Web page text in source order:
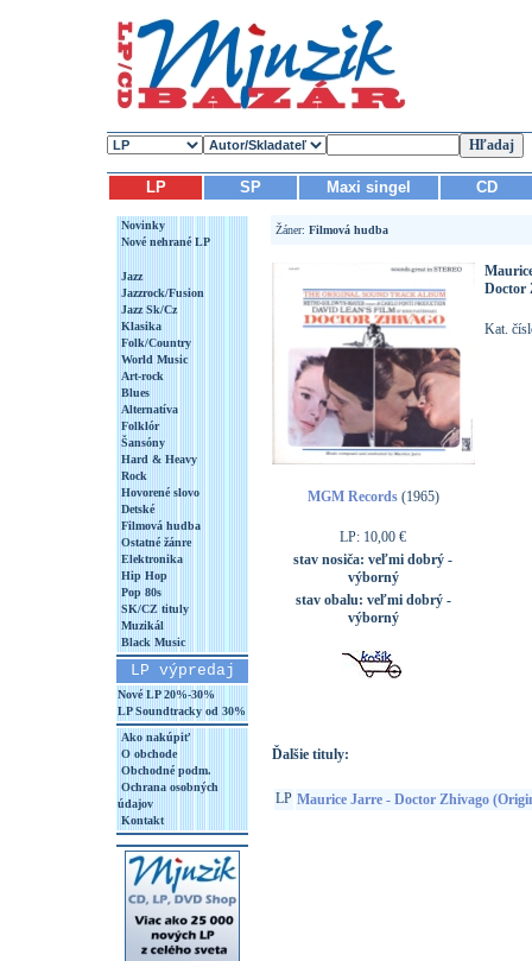
LP SP Maxi singel CD
Novinky
Nové nehrané LP
Jazz
Jazzrock/Fusion
Jazz Sk/Cz
Klasika
Folk/Country
World Music
Art-rock
Blues
Alternatíva
Folklór
Šansóny
Hard & Heavy
Rock
Hovorené slovo
Detské
Filmová hudba
Ostatné žánre
Elektronika
Hip Hop
Pop 80s
SK/CZ tituly
Muzikál
Black Music
LP výpredaj
Nové LP 20%-30%
LP Soundtracky od 30%
Ako nakúpiť
O obchode
Obchodné podm.
Ochrana osobných
údajov
Kontakt
Žáner: Filmová hudba
MGM Records(1965)
LP: 10,00 €
stav nosiča: veľmi dobrý -
výborný
stav obalu: veľmi dobrý -
výborný
Doctor
Kat.
Ďalšie tituly:
LP Maurice Jarre - Doctor Zhivago